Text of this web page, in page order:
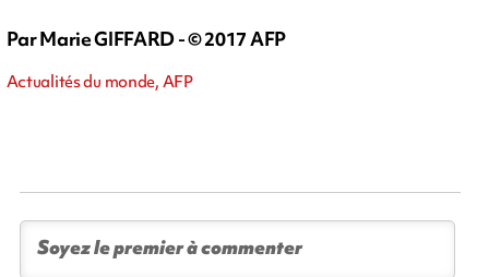
Par Marie GIFFARD - © 2017 AFP
Actualités du monde, AFP